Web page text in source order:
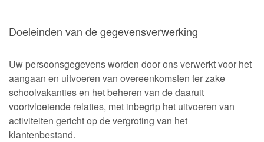
Doeleinden van de gegevensverwerking
Uw persoonsgegevens worden door ons verwerkt voor het
aangaan en uitvoeren van overeenkomsten ter zake
schoolvakanties en het beheren van de daaruit
voortvloeiende relaties, met inbegrip het uitvoeren van
activiteiten gericht op de vergroting van het
klantenbestand.